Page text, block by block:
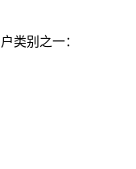
类别之一：